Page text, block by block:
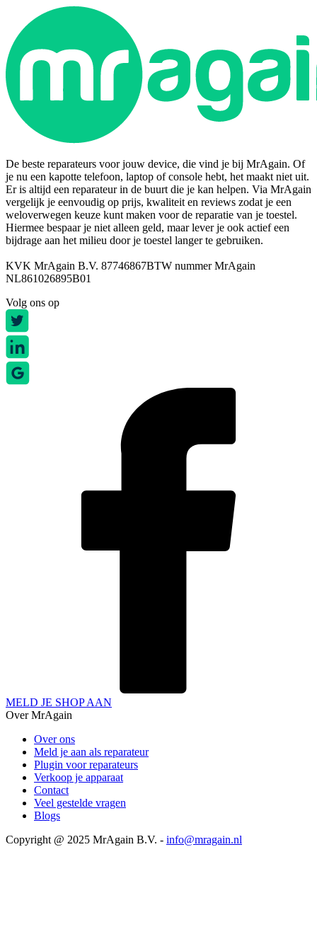
De beste reparateurs voor jouw device, die vind je bij MrAgain. Of
je nu een kapotte telefoon, laptop of console hebt, het maakt niet uit.
Er is altijd een reparateur in de buurt die je kan helpen. Via MrAgain
vergelijk je eenvoudig op prijs, kwaliteit en reviews zodat je een
weloverwegen keuze kunt maken voor de reparatie van je toestel.
Hiermee bespaar je niet alleen geld, maar lever je ook actief een
bijdrage aan het milieu door je toestel langer te gebruiken.
KVK MrAgain B.V. 87746867BTW nummer MrAgain
NL861026895B01
Volg ons op
MELD JE SHOP AAN
Over MrAgain
Over ons
Meld je aan als reparateur
Plugin voor reparateurs
Verkoop je apparaat
Contact
Veel gestelde vragen
Blogs
Copyright @ 2025 MrAgain B.V. - info@mragain.nl